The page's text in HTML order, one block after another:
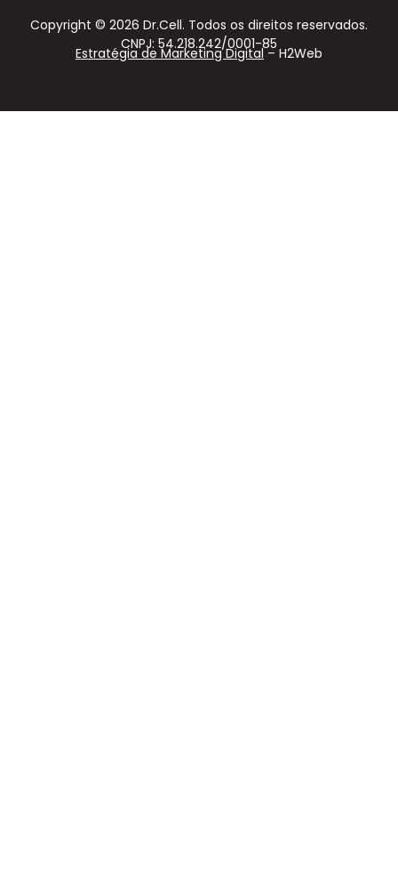
Copyright © 2026 Dr.Cell. Todos os direitos reservados.
CNPJ: 54.218.242/0001-85
Estratégia de Marketing Digital– H2Web